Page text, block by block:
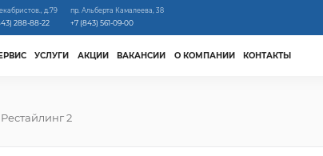
д.79
288-88-22
пр. Альберта Камалеева, 38
+7 (843) 561-09-00
УСЛУГИ АКЦИИ ВАКАНСИИ О КОМПАНИИ КОНТАКТЫ
2